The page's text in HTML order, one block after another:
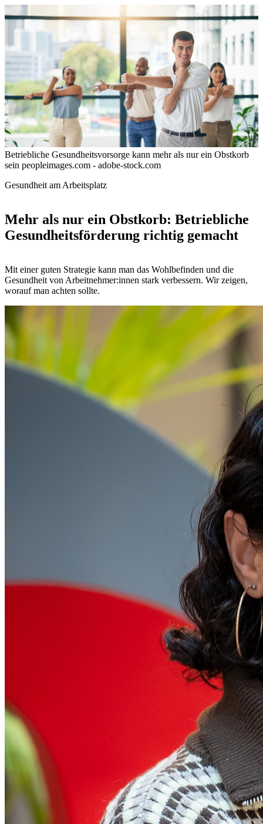
Betriebliche Gesundheitsvorsorge kann mehr als nur ein Obstkorb
sein peopleimages.com - adobe-stock.com
Gesundheit am Arbeitsplatz
Mehr als nur ein Obstkorb: Betriebliche
Gesundheitsförderung richtig gemacht
Mit einer guten Strategie kann man das Wohlbefinden und die
Gesundheit von Arbeitnehmer:innen stark verbessern. Wir zeigen,
worauf man achten sollte.